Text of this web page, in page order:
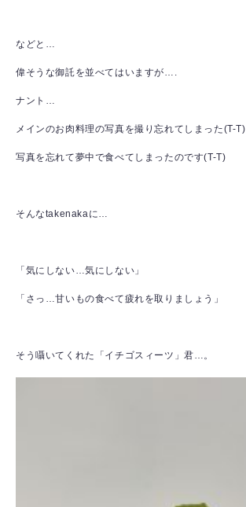
などと…
偉そうな御託を並べてはいますが….
ナント…
メインのお肉料理の写真を撮り忘れてしまった(T-T)
写真を忘れて夢中で食べてしまったのです(T-T)
そんなtakenakaに…
「気にしない…気にしない」
「さっ…甘いもの食べて疲れを取りましょう」
そう囁いてくれた「イチゴスィーツ」君…。